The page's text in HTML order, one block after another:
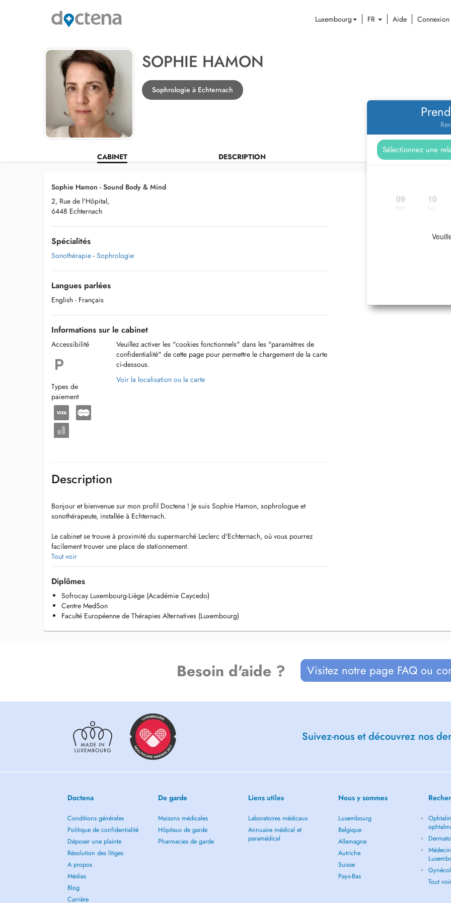
Luxembourg FR Aide Connexion
SOPHIE HAMON
Sophrologie à Echternach
CABINET DESCRIPTION
09 10
Sophie Hamon - Sound Body & Mind
2, Rue de l'Hôpital,
6448 Echternach
Spécialités
Sonothérapie - Sophrologie
Langues parlées
English - Français
Informations sur le cabinet
Accessibilité
Types de
paiement
Veuillez activer les "cookies fonctionnels" dans les "paramètres de
confidentialité" de cette page pour permettre le chargement de la carte
ci-dessous.
Voir la localisation ou la carte
Description
Bonjour et bienvenue sur mon profil Doctena ! Je suis Sophie Hamon, sophrologue et
sonothérapeute, installée à Echternach.
Le cabinet se trouve à proximité du supermarché Leclerc d'Echternach, où vous pourrez
facilement trouver une place de stationnement.
Le cabinet est au deuxième étage de l'immeuble, sans ascenseur.
Pour les personnes ayant des difficultés motrices, ou n'ayant pas le temps de se déplacer, les
séances de sophrologie pourront se faire en visio.
Sophrologie: La sophrologie est une méthode d'accompagnement psycho-corporelle qui
combine des techniques de respiration, de visualisation et de décontraction musculaire pour
du son, bain sonore ou encore massage sonore, est une méthode de soin douce et naturelle
qui utilise les sons et les vibrations de divers instruments pour rétablir lharmonie du corps et
Elles ne remplacent pas non plus une consultation avec un professionnel en santé mentale.
Tout voir
Diplômes
Sofrocay Luxembourg-Liège (Académie Caycedo)
Centre MedSon
Faculté Européenne de Thérapies Alternatives (Luxembourg)
Besoin d'aide ? Visitez notre page FAQ ou
Suivez-nous et découvrez nos
Doctena
Conditions générales
Politique de confidentialité
Déposer une plainte
Résolution des litiges
A propos
Médias
Blog
Carrière
De garde
Maisons médicales
Hôpitaux de garde
Pharmacies de garde
Liens utiles
Laboratoires médicaux
Annuaire médical et
paramédical
Nous y sommes
Luxembourg
Belgique
Allemagne
Autriche
Suisse
Pays-Bas
Tout